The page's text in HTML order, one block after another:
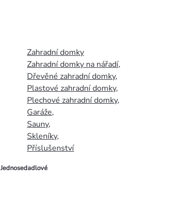
Zahradní domky
Zahradní domky na nářadí,
Dřevěné zahradní domky,
Plastové zahradní domky,
Plechové zahradní domky,
Garáže,
Sauny,
Skleníky,
Příslušenství
Jednosedadlové